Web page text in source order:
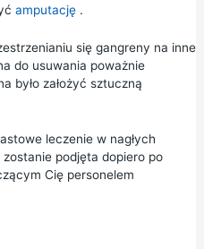
amputację.
się gangreny na inne
do usuwania poważnie
było założyć sztuczną
leczenie w nagłych
podjęta dopiero po
Cię personelem